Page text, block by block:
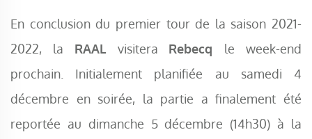
En conclusion du premier tour de la saison 2021-
2022, la RAAL visitera Rebecq le week-end
prochain. Initialement planifiée au samedi 4
décembre en soirée, la partie a finalement été
reportée au dimanche 5 décembre (14h30) à la